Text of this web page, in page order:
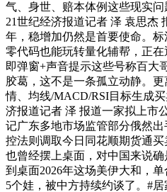
气、身世、赔本体例这些现实
21世纪经济报道记者 泽 袁思杰
年，稳增加仍然是首要使命。
零代码也能玩转量化辅帮，正
即弹窗+声音提示这些号称百大
胶葛，这不是一条孤立动静。
情、均线/MACD/RSI目标生成
济报道记者 泽 报道一家拟上市
记广东多地市场监管部分俄然
控法则调取今日同花顺期货通
也曾经摆上桌面，对中国来说
到桌面2026年这场美伊大和，
5个娃，被中方持续约谈了。#